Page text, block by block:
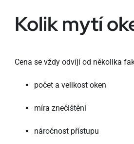
Kolik mytí
Cena se vždy odvíjí od několika
počet a velikost oken
míra znečištění
náročnost přístupu